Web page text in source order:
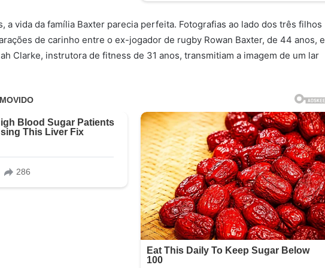
a vida da família Baxter parecia perfeita. Fotografias ao lado dos três filhos
de carinho entre o ex-jogador de rugby Rowan Baxter, de 44 anos, e
Clarke, instrutora de fitness de 31 anos, transmitiam a imagem de um lar